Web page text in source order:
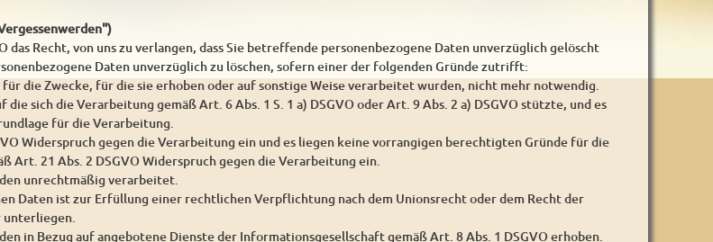
das Recht, von uns zu verlangen, dass Sie betreffende personenbezogene Daten unverzüglich gelöscht
Daten unverzüglich zu löschen, sofern einer der folgenden Gründe zutrifft:
für die Zwecke, für die sie erhoben oder auf sonstige Weise verarbeitet wurden, nicht mehr notwendig.
sich die Verarbeitung gemäß Art. 6 Abs. 1 S. 1 a) DSGVO oder Art. 9 Abs. 2 a) DSGVO stützte, und es
für die Verarbeitung.
Widerspruch gegen die Verarbeitung ein und es liegen keine vorrangigen berechtigten Gründe für die
Art. 21 Abs. 2 DSGVO Widerspruch gegen die Verarbeitung ein.
unrechtmäßig verarbeitet.
Daten ist zur Erfüllung einer rechtlichen Verpflichtung nach dem Unionsrecht oder dem Recht der
in Bezug auf angebotene Dienste der Informationsgesellschaft gemäß Art. 8 Abs. 1 DSGVO erhoben.